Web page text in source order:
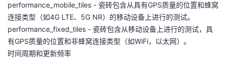
performance_mobile_tiles - 瓷砖包含从具有GPS质量的位置和蜂窝
连接类型（如4G LTE、5G NR）的移动设备上进行的测试。
performance_fixed_tiles - 瓷砖包含从移动设备上进行的测试，具
有GPS质量的位置和非蜂窝连接类型（如WiFi，以太网）。
时间周期和更新频率